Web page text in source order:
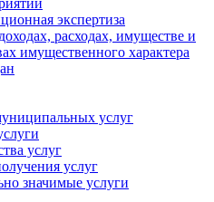
экспертиза
расходах, имуществе и
имущественного характера
услуг
услуг
услуг
значимые услуги